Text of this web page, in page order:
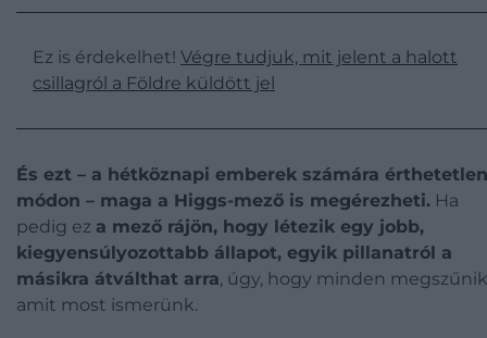
Ez is érdekelhet! Végre tudjuk, mit jelent a halott
csillagról a Földre küldött jel
És ezt – a hétköznapi emberek számára érthetetlen
módon – maga a Higgs-mező is megérezheti. Ha
pedig ez a mező rájön, hogy létezik egy jobb,
kiegyensúlyozottabb állapot, egyik pillanatról a
másikra átválthat arra, úgy, hogy minden
amit most ismerünk.